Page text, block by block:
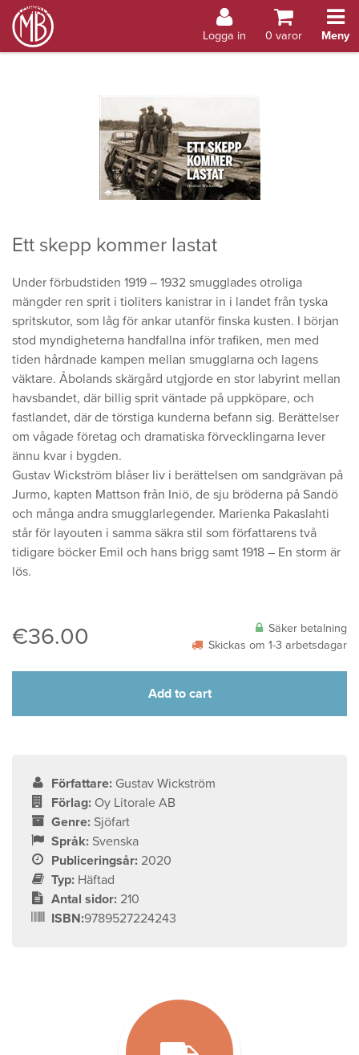
Åland
Logga in 0 varor Meny
Ett skepp kommer lastat
Under förbudstiden 1919 – 1932 smugglades otroliga
mängder ren sprit i tioliters kanistrar in i landet från tyska
spritskutor, som låg för ankar utanför finska kusten. I början
stod myndigheterna handfallna inför trafiken, men med
tiden hårdnade kampen mellan smugglarna och lagens
väktare. Åbolands skärgård utgjorde en stor labyrint mellan
havsbandet, där billig sprit väntade på uppköpare, och
fastlandet, där de törstiga kunderna befann sig. Berättelser
om vågade företag och dramatiska förvecklingarna lever
ännu kvar i bygden.
Gustav Wickström blåser liv i berättelsen om sandgrävan på
Jurmo, kapten Mattson från Iniö, de sju bröderna på Sandö
och många andra smugglarlegender. Marienka Pakaslahti
står för layouten i samma säkra stil som författarens två
tidigare böcker Emil och hans brigg samt 1918 – En storm är
lös.
€36.00
Säker betalning
Skickas om 1-3 arbetsdagar
Add to cart
Författare: Gustav Wickström
Förlag: Oy Litorale AB
Genre: Sjöfart
Språk: Svenska
Publiceringsår: 2020
Typ: Häftad
Antal sidor: 210
ISBN:9789527224243